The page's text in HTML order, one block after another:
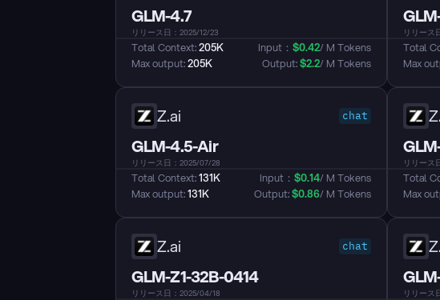
GLM-4.7
リリース日：2025/12/23
Total Context: 205K
Max output: 205K
Input： $0.42/ M Tokens
Output: $2.2/ M Tokens
リリース
Total
Max
Z.ai chat
GLM-4.5-Air
リリース日：2025/07/28
Total Context: 131K
Max output: 131K
Input： $0.14/ M Tokens
Output: $0.86/ M Tokens
リリース
Total
Max
Z.ai chat
GLM-Z1-32B-0414
リリース日：2025/04/18 リリース